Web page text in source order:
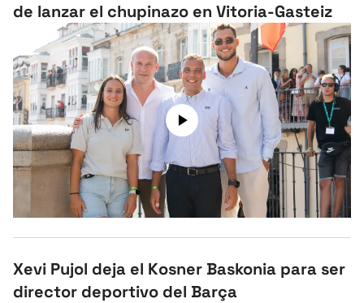
Atletismo
Carreras de montaña
Más deportes
"Helmuga"
de lanzar el chupinazo en Vitoria-Gasteiz
Xevi Pujol deja el Kosner Baskonia para ser
director deportivo del Barça